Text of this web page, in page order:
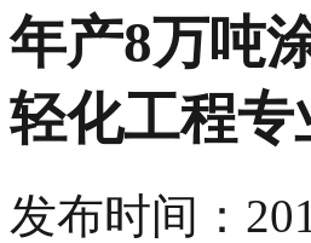
年产8万吨
轻化工程专
发布时间：